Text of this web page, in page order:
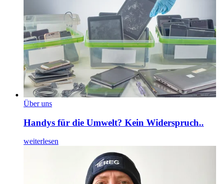
Über uns
Handys für die Umwelt? Kein Widerspruch..
weiterlesen